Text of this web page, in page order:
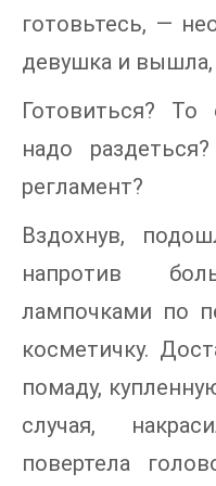
готовьтесь, —
девушка и вышла,
Готовиться?
надо
регламент?
Вздохнув,
напротив
лампочками по
косметичку.
помаду,
случая,
повертела